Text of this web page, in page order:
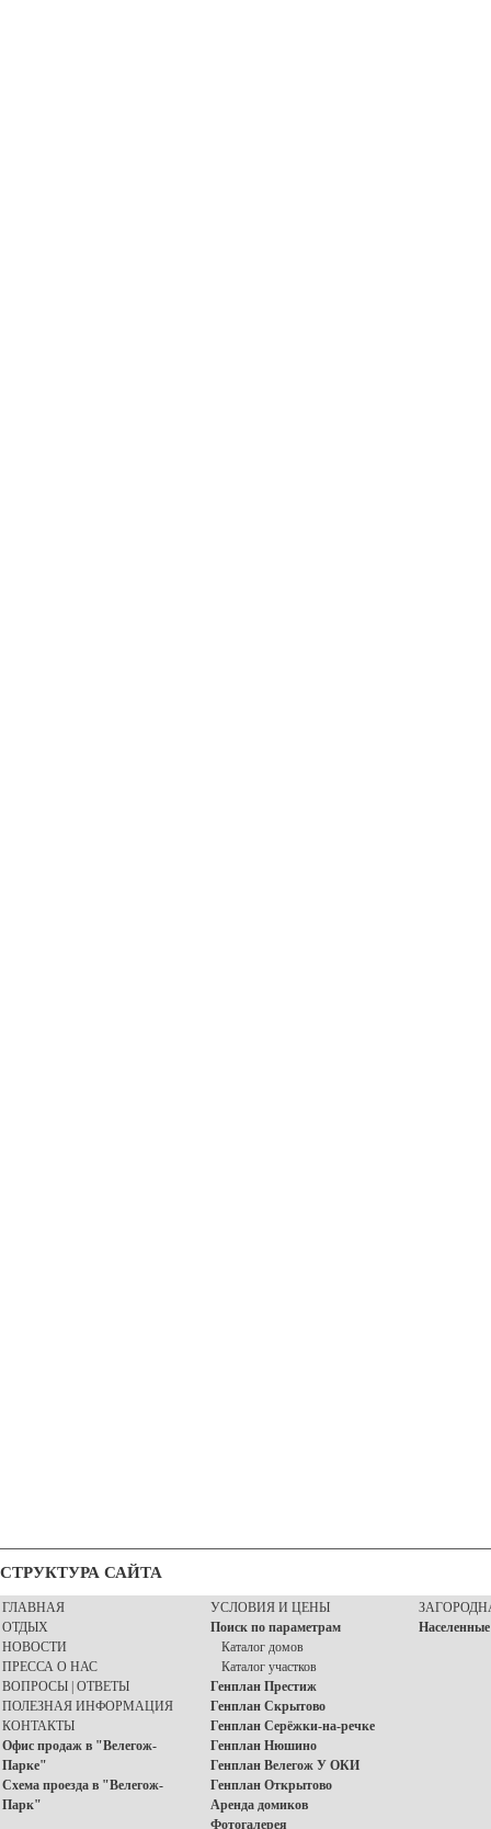
СТРУКТУРА САЙТА
ГЛАВНАЯ
ОТДЫХ
НОВОСТИ
ПРЕССА О НАС
ВОПРОСЫ | ОТВЕТЫ
ПОЛЕЗНАЯ ИНФОРМАЦИЯ
КОНТАКТЫ
Офис продаж в "Велегож-
Парке"
Схема проезда в "Велегож-
Парк"
УСЛОВИЯ И ЦЕНЫ
Поиск по параметрам
Каталог домов
Каталог участков
Генплан Престиж
Генплан Скрытово
Генплан Серёжки-на-речке
Генплан Нюшино
Генплан Велегож У ОКИ
Генплан Открытово
Аренда домиков
Фотогалерея